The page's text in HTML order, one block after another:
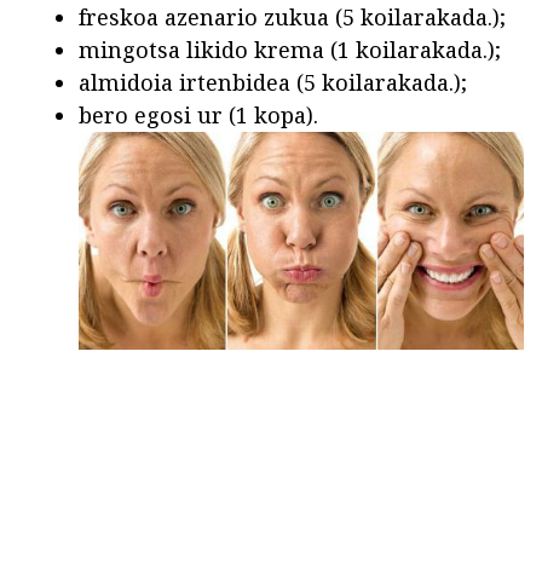
freskoa azenario zukua (5 koilarakada.);
mingotsa likido krema (1 koilarakada.);
almidoia irtenbidea (5 koilarakada.);
bero egosi ur (1 kopa).